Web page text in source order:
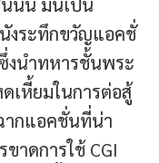
นนั้น มันเป็น
งระทึกขวัญแอคชั่
งนำทหารชั้นพระ
เหี้ยมในการต่อสู้
ากแอคชั่นที่น่า
าดการใช้ CGI